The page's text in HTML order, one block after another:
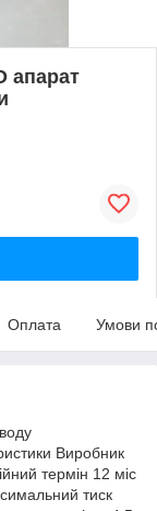
апарат
Оплата Умови
Виробник
термін 12 міс
тиск